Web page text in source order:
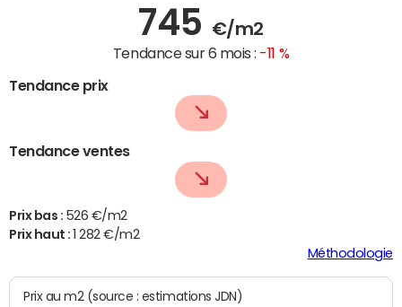
745 €/m2
Tendance sur 6 mois : -11 %
Tendance prix
Tendance ventes
Prix bas : 526 €/m2
Prix haut :
1 282 €/m2
Méthodologie
Prix au m2 (source : estimations JDN)